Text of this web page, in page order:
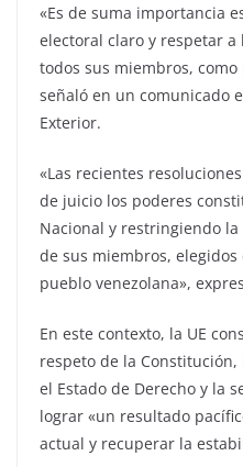
«Es de suma importancia
electoral claro y respetar a
todos sus miembros,
señaló en un comunicado
Exterior.
«Las recientes
de juicio los poderes
Nacional y restringiendo
de sus miembros,
pueblo venezolana»,
En este contexto, la UE
respeto de la
el Estado de Derecho y la
lograr «un resultado
actual y recuperar la